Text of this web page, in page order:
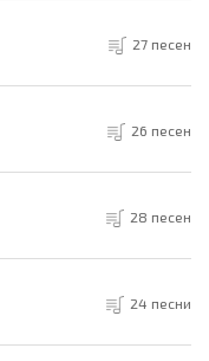
27 песен
26 песен
28 песен
24 песни